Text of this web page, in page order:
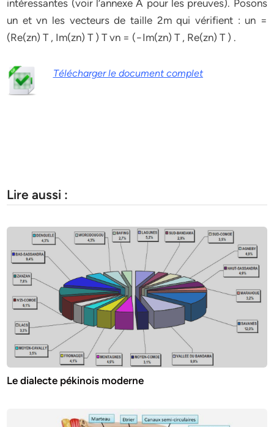
intéressantes (voir l’annexe A pour les preuves). Posons
un et vn les vecteurs de taille 2m qui vérifient : un =
(Re(zn) T , Im(zn) T ) T vn = (−Im(zn) T , Re(zn) T ) .
Télécharger le document complet
Lire aussi :
Le dialecte pékinois moderne